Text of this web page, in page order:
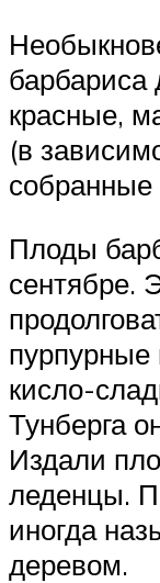
красные,
(в
собранные
Плоды
сентябре.
пурпурные
кисло-
Тунберга
Издали
леденцы.
иногда
деревом.